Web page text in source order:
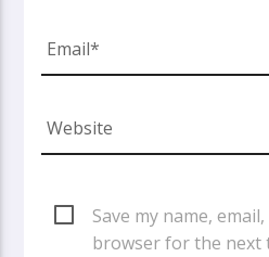
Save my name,
browser for the next